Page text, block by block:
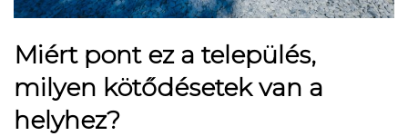
Miért pont ez a település,
milyen kötődésetek van a
helyhez?